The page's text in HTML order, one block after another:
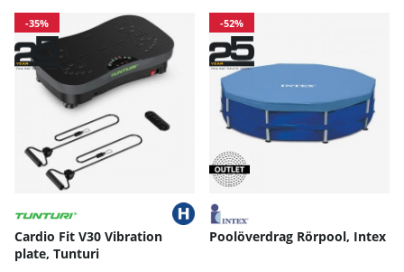
-35%
Cardio Fit V30 Vibration
plate, Tunturi
-52%
Poolöverdrag Rörpool, Intex